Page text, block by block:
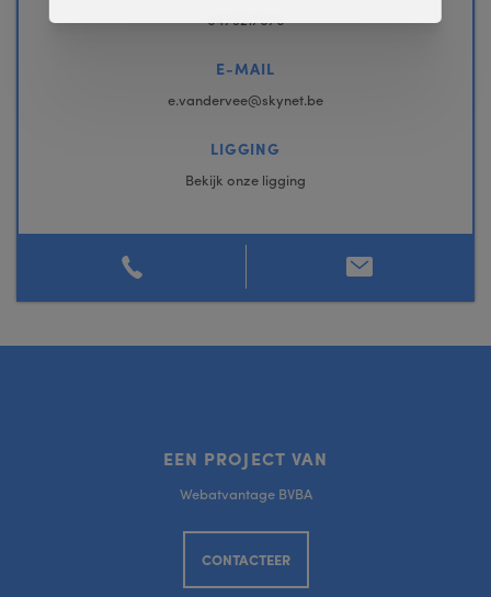
0479217070
E-MAIL
e.vandervee@skynet.be
LIGGING
Bekijk onze ligging
EEN PROJECT VAN
Webatvantage BVBA
CONTACTEER